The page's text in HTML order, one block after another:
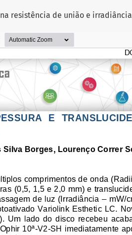
resistência de união e irradiância